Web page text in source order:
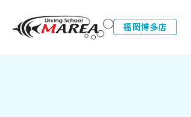
福岡博多店